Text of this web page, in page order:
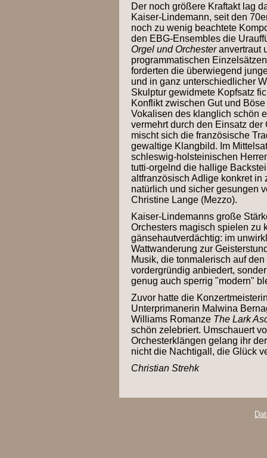
Der noch größere Kraftakt lag
Kaiser-Lindemann, seit den
noch zu wenig beachtete
den EBG-Ensembles die
Orgel und Orchesteranvertraut
programmatischen
forderten die überwiegend
und in ganz unterschiedlicher
Skulptur gewidmete Kopfsatz
Konflikt zwischen Gut und
Vokalisen des klanglich schön
vermehrt durch den Einsatz
mischt sich die französische
gewaltige Klangbild. Im
schleswig-holsteinischen
tutti-orgelnd die hallige
altfranzösisch Adlige konkret
natürlich und sicher gesungen
Christine Lange (Mezzo).
Kaiser-Lindemanns große
Orchesters magisch spielen zu
gänsehautverdächtig: im
Wattwanderung zur
Musik, die tonmalerisch auf
vordergründig anbiedert,
genug auch sperrig "modern"
Zuvor hatte die
Unterprimanerin Malwina
Williams Romanze The Lark
schön zelebriert. Umschauert
Orchesterklängen gelang ihr
nicht die Nachtigall, die Glück
Christian Strehk